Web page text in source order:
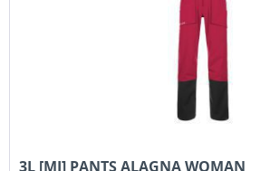
3L [MI] PANTS ALAGNA WOMAN